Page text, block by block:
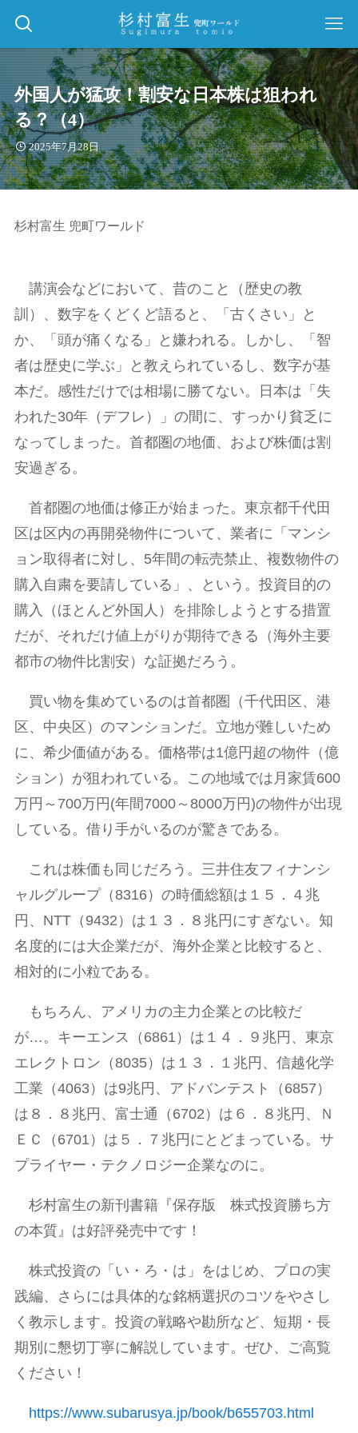
外国人が猛攻！割安な日本株は狙われ
る？（4）
2025年7月28日
杉村富生 兜町ワールド
講演会などにおいて、昔のこと（歴史の教
訓）、数字をくどくど語ると、「古くさい」と
か、「頭が痛くなる」と嫌われる。しかし、「智
者は歴史に学ぶ」と教えられているし、数字が基
本だ。感性だけでは相場に勝てない。日本は「失
われた30年（デフレ）」の間に、すっかり貧乏に
なってしまった。首都圏の地価、および株価は割
安過ぎる。
首都圏の地価は修正が始まった。東京都千代田
区は区内の再開発物件について、業者に「マンシ
ョン取得者に対し、 5年間の転売禁止、複数物件の
購入自粛を要請している」、という。投資目的の
購入（ほとんど外国人）を排除しようとする措置
だが、それだけ値上がりが期待できる（海外主要
都市の物件比割安）な証拠だろう。
買い物を集めているのは首都圏（千代田区、港
区、中央区）のマンションだ。立地が難しいため
に、希少価値がある。価格帯は1億円超の物件（億
ション）が狙われている。この地域では月家賃600
万円～ 700万円 (年間7000～ 8000万円)の物件が出現
している。借り手がいるのが驚きである。
これは株価も同じだろう。三井住友フィナンシ
ャルグループ（8316）の時価総額は１５．４兆
円、 NTT（ 9432 ）は１３．８兆円にすぎない。知
名度的には大企業だが、海外企業と比較すると、
相対的に小粒である。
もちろん、アメリカの主力企業との比較だ
が… 。キーエンス（ 6861 ）は１４．９兆円、東京
エレクトロン（8035）は１３．１兆円、信越化学
工業（4063）は9兆円、アドバンテスト（ 6857 ）
は８．８兆円、富士通（ 6702 ）は６．８兆円、Ｎ
ＥＣ（ 6701 ）は５．７兆円にとどまっている。サ
プライヤー・テクノロジー企業なのに。
杉村富生の新刊書籍『保存版 株式投資勝ち方
の本質』は好評発売中です！
株式投資の「い・ろ・は」をはじめ、プロの実
践編、さらには具体的な銘柄選択のコツをやさし
く教示します。投資の戦略や勘所など、短期・長
期別に懇切丁寧に解説しています。ぜひ、ご高覧
ください！
https://www.subarusya.jp/book/b655703.html